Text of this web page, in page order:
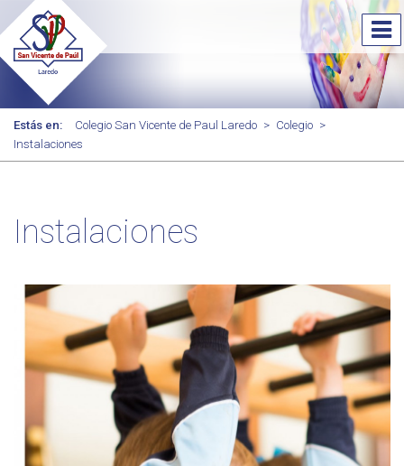
Estás en: Colegio San Vicente de Paul Laredo > Colegio >
Instalaciones
Instalaciones